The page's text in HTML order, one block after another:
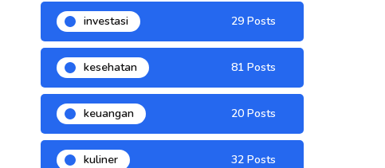
investasi 29 Posts
kesehatan 81 Posts
keuangan 20 Posts
kuliner 32 Posts